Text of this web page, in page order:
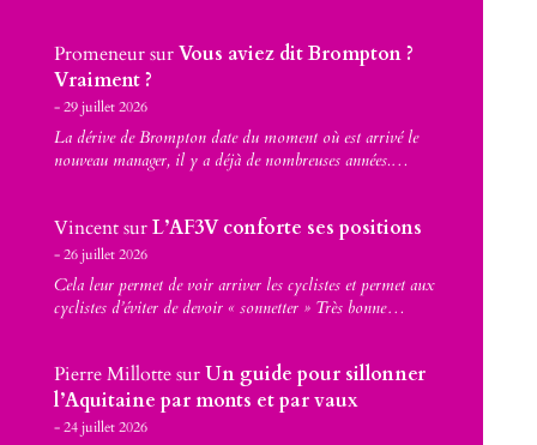
PromeneursurVous aviez dit Brompton ?
Vraiment ?
29 juillet 2026
La dérive de Brompton date du moment où est arrivé le
nouveau manager, il y a déjà de nombreuses années.…
VincentsurL’AF3V conforte ses positions
26 juillet 2026
Cela leur permet de voir arriver les cyclistes et permet aux
cyclistes d’éviter de devoir « sonnetter » Très bonne…
Pierre MillottesurUn guide pour sillonner
l’Aquitaine par monts et par vaux
24 juillet 2026